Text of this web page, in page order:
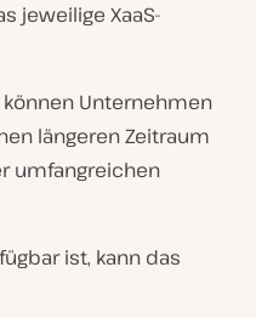
jeweilige XaaS-
Unternehmen
längeren Zeitraum
umfangreichen
ist, kann das